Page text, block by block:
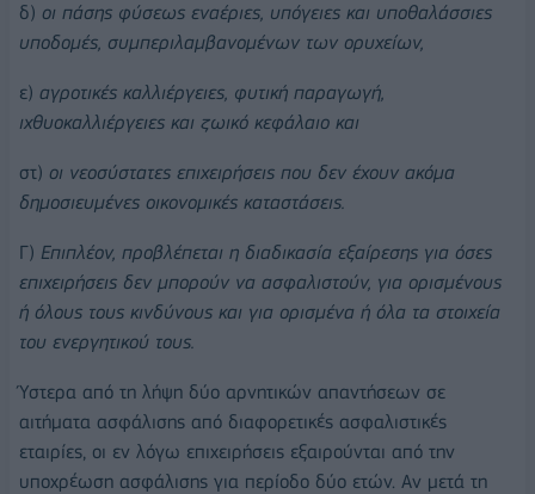
δ) οι πάσης φύσεως εναέριες, υπόγειες και υποθαλάσσιες
υποδομές, συμπεριλαμβανομένων των ορυχείων,
ε) αγροτικές καλλιέργειες, φυτική παραγωγή,
ιχθυοκαλλιέργειες και ζωικό κεφάλαιο και
στ) οι νεοσύστατες επιχειρήσεις που δεν έχουν ακόμα
δημοσιευμένες οικονομικές καταστάσεις.
Γ) Επιπλέον, προβλέπεται η διαδικασία εξαίρεσης για όσες
επιχειρήσεις δεν μπορούν να ασφαλιστούν, για ορισμένους
ή όλους τους κινδύνους και για ορισμένα ή όλα τα στοιχεία
του ενεργητικού τους.
Ύστερα από τη λήψη δύο αρνητικών απαντήσεων σε
αιτήματα ασφάλισης από διαφορετικές ασφαλιστικές
εταιρίες, οι εν λόγω επιχειρήσεις εξαιρούνται από την
υποχρέωση ασφάλισης για περίοδο δύο ετών. Αν μετά τη